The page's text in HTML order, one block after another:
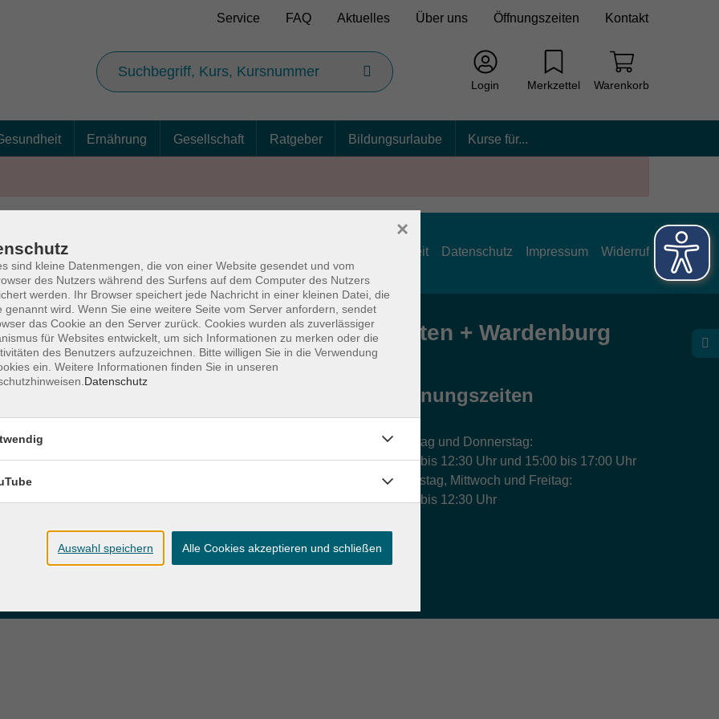
Service FAQ Aktuelles Über uns Öffnungszeiten Kontakt
Login Merkzettel Warenkorb
Ernährung Gesellschaft Ratgeber Bildungsurlaube Kurse für...
Barrierefreiheit Datenschutz Impressum Widerruf
und Donnerstag:
Volkshochschule Hatten + Wardenburg
26203 Wardenburg
Öffnungszeiten
Montag und Donnerstag:
9:00 bis 12:30 Uhr und 15:00 bis 17:00 Uhr
Dienstag, Mittwoch und Freitag:
9:00 bis 12:30 Uhr
sind kleine Datenmengen, die von einer Website gesendet und vom
des Nutzers während des Surfens auf dem Computer des Nutzers
werden. Ihr Browser speichert jede Nachricht in einer kleinen Datei, die
genannt wird. Wenn Sie eine weitere Seite vom Server anfordern, sendet
das Cookie an den Server zurück. Cookies wurden als zuverlässiger
für Websites entwickelt, um sich Informationen zu merken oder die
des Benutzers aufzuzeichnen. Bitte willigen Sie in die Verwendung
ein. Weitere Informationen finden Sie in unseren
Datenschutz
×
Auswahl speichern Alle Cookies akzeptieren und schließen